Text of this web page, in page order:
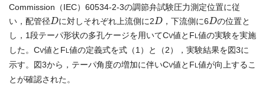
Commission（IEC）60534-2-3の調節弁試験圧力測定位置に従
い，配管径Dに対しそれぞれ上流側に2 D，下流側に6 Dの位置と
し，1段テーパ形状の多孔ケージを用いてCV値とF 値の実験を実施
した。CV値とF 値の定義式を式（1）と（2），実験結果を図3に
示す。図3から，テーパ角度の増加に伴いCV値とF 値が向上するこ
とが確認された。